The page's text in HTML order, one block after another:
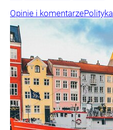
Opinie i komentarzePolityka